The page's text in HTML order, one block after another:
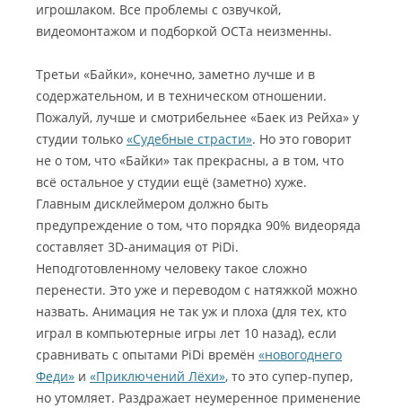
игрошлаком. Все проблемы с озвучкой,
видеомонтажом и подборкой ОСТа неизменны.
Третьи «Байки», конечно, заметно лучше и в
содержательном, и в техническом отношении.
Пожалуй, лучше и смотрибельнее «Баек из Рейха» у
студии только «Судебные страсти». Но это говорит
не о том, что «Байки» так прекрасны, а в том, что
всё остальное у студии ещё (заметно) хуже.
Главным дисклеймером должно быть
предупреждение о том, что порядка 90% видеоряда
составляет 3D-анимация от PiDi.
Неподготовленному человеку такое сложно
перенести. Это уже и переводом с натяжкой можно
назвать. Анимация не так уж и плоха (для тех, кто
играл в компьютерные игры лет 10 назад), если
сравнивать с опытами PiDi времён «новогоднего
Феди» и «Приключений Лёхи», то это супер-пупер,
но утомляет. Раздражает неумеренное применение